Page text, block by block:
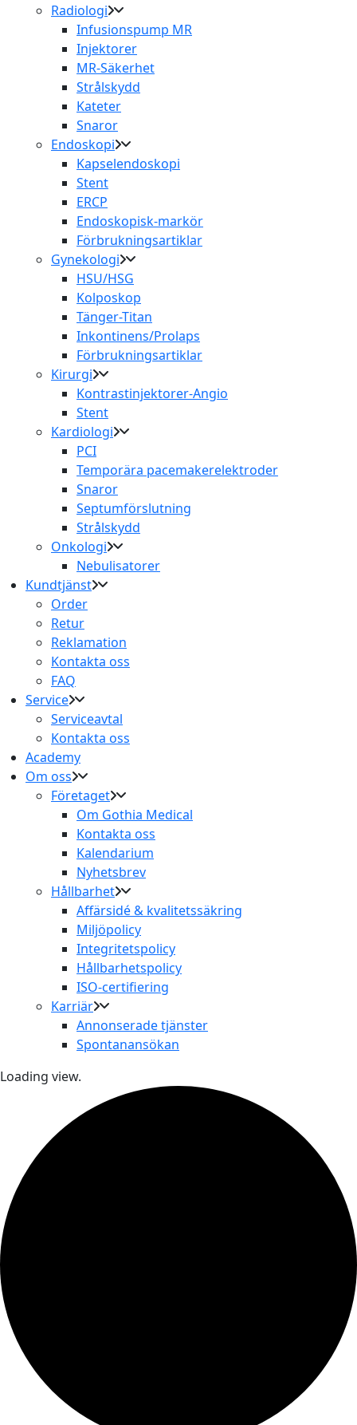
Radiologi
Infusionspump MR
Injektorer
MR-Säkerhet
Strålskydd
Kateter
Snaror
Endoskopi
Kapselendoskopi
Stent
ERCP
Endoskopisk-markör
Förbrukningsartiklar
Gynekologi
HSU/HSG
Kolposkop
Tänger-Titan
Inkontinens/Prolaps
Förbrukningsartiklar
Kirurgi
Kontrastinjektorer-Angio
Stent
Kardiologi
PCI
Temporära pacemakerelektroder
Snaror
Septumförslutning
Strålskydd
Onkologi
Nebulisatorer
Kundtjänst
Order
Retur
Reklamation
Kontakta oss
FAQ
Service
Serviceavtal
Kontakta oss
Academy
Om oss
Företaget
Om Gothia Medical
Kontakta oss
Kalendarium
Nyhetsbrev
Hållbarhet
Affärsidé & kvalitetssäkring
Miljöpolicy
Integritetspolicy
Hållbarhetspolicy
ISO-certifiering
Karriär
Annonserade tjänster
Spontanansökan
Loading view.